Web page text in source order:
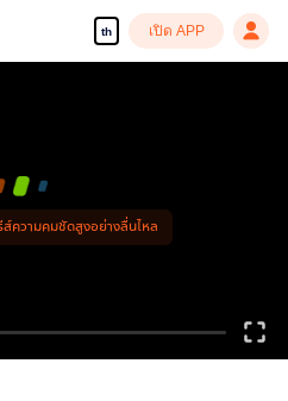
th เปิด APP
ความคมชัดสูงอย่างลื่นไหล